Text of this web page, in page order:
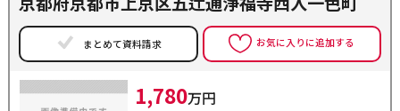
まとめて資料請求 お気に入りに追加する
1,780万円